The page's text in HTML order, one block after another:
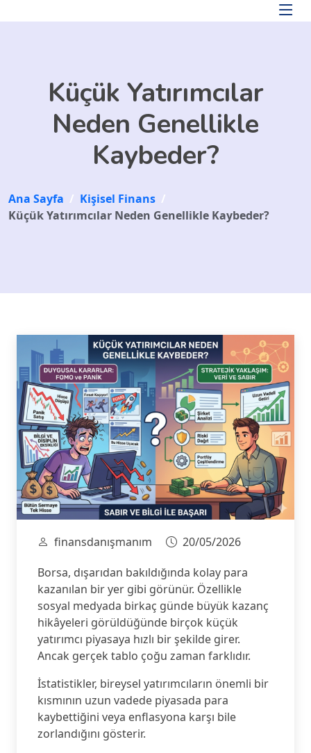
Küçük Yatırımcılar
Neden Genellikle
Kaybeder?
Ana Sayfa / Kişisel Finans /
Küçük Yatırımcılar Neden Genellikle Kaybeder?
finansdanışmanım
20/05/2026
Borsa, dışarıdan bakıldığında kolay para
kazanılan bir yer gibi görünür. Özellikle
sosyal medyada birkaç günde büyük kazanç
hikâyeleri görüldüğünde birçok küçük
yatırımcı piyasaya hızlı bir şekilde girer.
Ancak gerçek tablo çoğu zaman farklıdır.
İstatistikler, bireysel yatırımcıların önemli bir
kısmının uzun vadede piyasada para
kaybettiğini veya enflasyona karşı bile
zorlandığını gösterir.